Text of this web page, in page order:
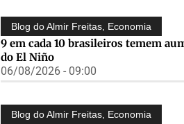
Blog do Almir Freitas Economia
9 em cada 10 brasileiros temem
do El Niño
06/08/2026 - 09:00
Blog do Almir Freitas Economia